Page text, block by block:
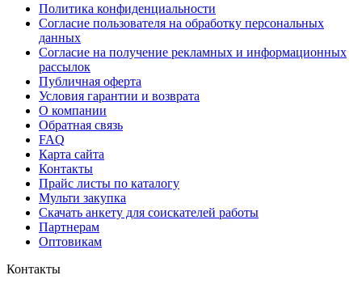
Политика конфиденциальности
Согласие пользователя на обработку персональных
данных
Согласие на получение рекламных и информационных
рассылок
Публичная оферта
Условия гарантии и возврата
О компании
Обратная связь
FAQ
Карта сайта
Контакты
Прайс листы по каталогу
Мульти закупка
Скачать анкету для соискателей работы
Партнерам
Оптовикам
Контакты